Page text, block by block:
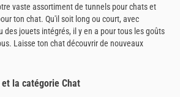
vaste assortiment de tunnels pour chats et
ton chat. Qu'il soit long ou court, avec
des jouets intégrés, il y en a pour tous les goûts
Laisse ton chat découvrir de nouveaux
la catégorie Chat